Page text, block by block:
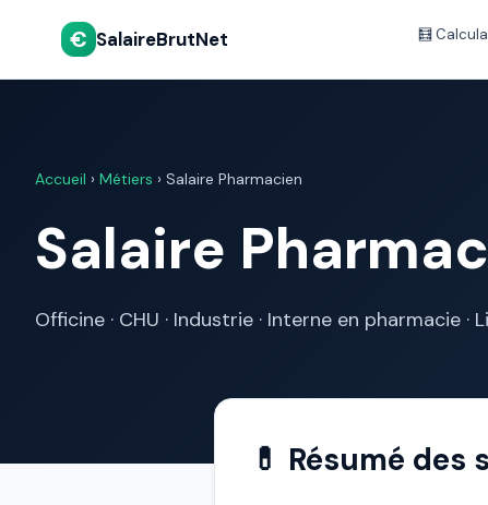
€ SalaireBrutNet 🧮
Accueil › Métiers › Salaire Pharmacien
Salaire
Officine · CHU · Industrie · Interne en pharmacie ·
💊 Résumé